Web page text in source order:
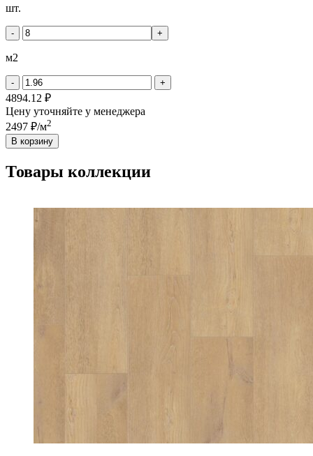
Количество
FUTURE
WILLY
шт.
- +
м2
- +
4894.12 ₽
Цену уточняйте у менеджера
2497 ₽/м2
В корзину
Товары коллекции